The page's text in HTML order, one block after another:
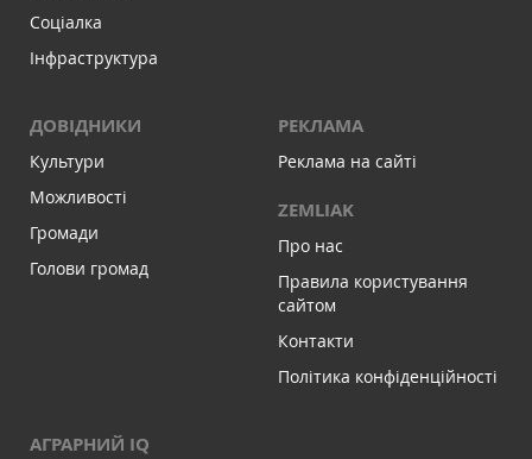
Соціалка
Інфраструктура
ДОВІДНИКИ
Культури
Можливості
Громади
Голови громад
РЕКЛАМА
Реклама на сайті
ZEMLIAK
Про нас
Правила користування
сайтом
Контакти
Політика конфіденційності
АГРАРНИЙ IQ